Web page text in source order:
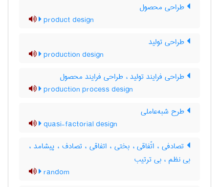
طراحی محصول
product design
طراحی تولید
production design
طراحی فرایند تولید ، طراحی فرایند محصول
production process design
طرح شبه‌عاملی
quasi-factorial design
تصادفی ، اتّفاقی ، بختی ، اتفاقی ، تصادف ، پیشامد ،
بی نظم ، بی ترتیب
random